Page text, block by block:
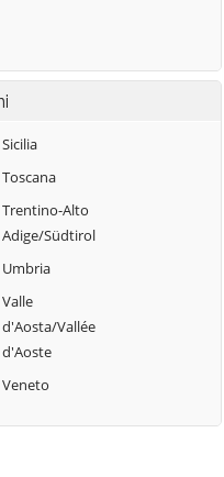
Sestri Levante
Tribogna
Valbrevenna
Vobbia
Zoagli
Sicilia
Toscana
Trentino-Alto
Adige/Südtirol
Umbria
Valle
d'Aosta/Vallée
d'Aoste
Veneto